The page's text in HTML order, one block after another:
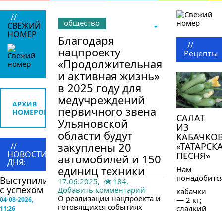
//
СВЕЖИЙ
НОМЕР
АРХИВ
НОМЕРОВ
//
НОВОСТИ
ДНЯ:
Выступили
с успехом
04-08-2026,
11:26
общество
Благодаря
нацпроекту
«Продолжительная
и активная жизнь»
в 2025 году для
медучреждений
первичного звена
Ульяновской
области будут
закуплены 20
автомобилей и 150
единиц техники
17.06.2025,
184,
Добавить комментарий
О реализации нацпроекта и
готовящихся событиях
//
Рецепты
САЛАТ
ИЗ
ПЕСНЯ»
Нам
кабачки
— 2 кг;
сладкий